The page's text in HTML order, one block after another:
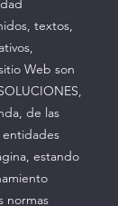
textos,
Web son
de las
entidades
estando
normas